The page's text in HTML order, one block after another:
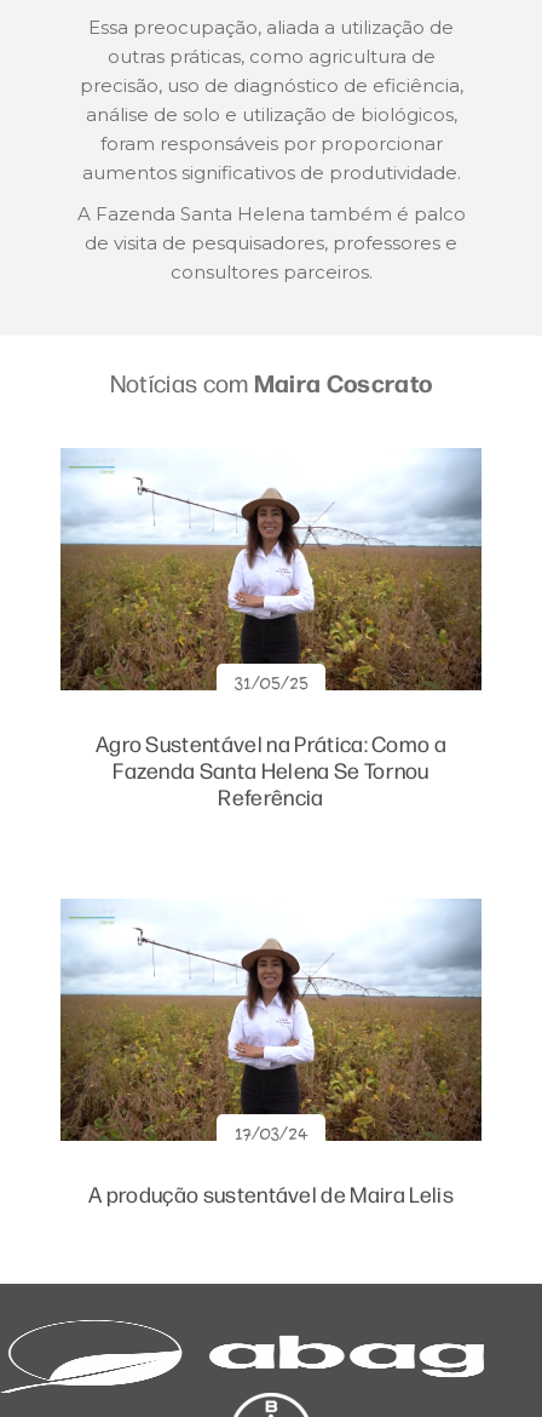
Essa preocupação, aliada a utilização de
outras práticas, como agricultura de
precisão, uso de diagnóstico de eficiência,
análise de solo e utilização de biológicos,
foram responsáveis por proporcionar
aumentos significativos de produtividade.
A Fazenda Santa Helena também é palco
de visita de pesquisadores, professores e
consultores parceiros.
Notícias com Maira Coscrato
31/05/25
Agro Sustentável na Prática: Como a
Fazenda Santa Helena Se Tornou
Referência
17/03/24
A produção sustentável de Maira Lelis